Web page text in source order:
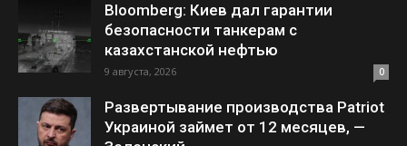
Bloomberg: Киев дал гарантии
безопасности танкерам с
казахстанской нефтью
9 августа, 2026 0
Развертывание производства Patriot
Украиной займет от 12 месяцев, —